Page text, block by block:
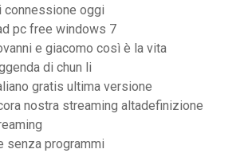
connessione oggi
pc free windows 7
e giacomo così è la vita
di chun li
gratis ultima versione
nostra streaming altadefinizione
senza programmi